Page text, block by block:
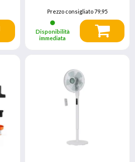
Prezzo consigliato79,95
Disponibilità
immediata